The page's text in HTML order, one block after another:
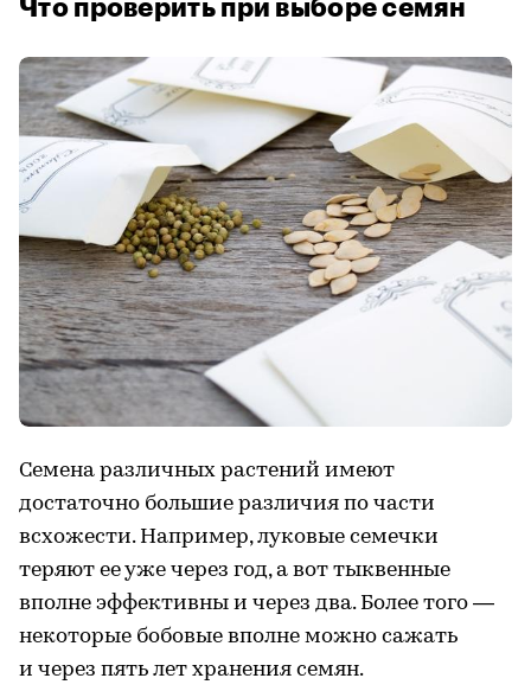
Что проверить при выборе семян
Семена различных растений имеют
достаточно большие различия по части
всхожести. Например, луковые семечки
теряют ее уже через год, а вот тыквенные
вполне эффективны и через два. Более того —
некоторые бобовые вполне можно сажать
и через пять лет хранения семян.